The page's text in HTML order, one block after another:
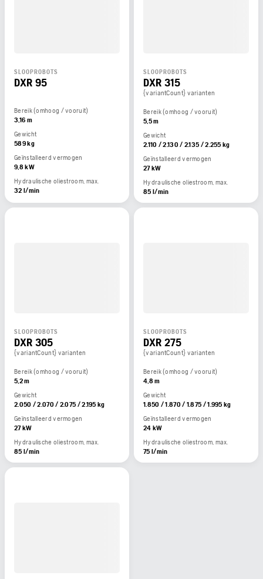
SLOOPROBOTS
DXR 95
Bereik (omhoog / vooruit)
3,16 m
Gewicht
589 kg
Geïnstalleerd vermogen
9,8 kW
Hydraulische oliestroom, max.
32 l/min
SLOOPROBOTS
DXR 315
{variantCount} varianten
Bereik (omhoog / vooruit)
5,5 m
Gewicht
2.110 / 2.130 / 2.135 / 2.255 kg
Geïnstalleerd vermogen
27 kW
Hydraulische oliestroom, max.
85 l/min
SLOOPROBOTS
DXR 305
{variantCount} varianten
Bereik (omhoog / vooruit)
5,2 m
Gewicht
2.050 / 2.070 / 2.075 / 2.195 kg
Geïnstalleerd vermogen
27 kW
Hydraulische oliestroom, max.
85 l/min
SLOOPROBOTS
DXR 275
{variantCount} varianten
Bereik (omhoog / vooruit)
4,8 m
Gewicht
1.850 / 1.870 / 1.875 / 1.995 kg
Geïnstalleerd vermogen
24 kW
Hydraulische oliestroom, max.
75 l/min